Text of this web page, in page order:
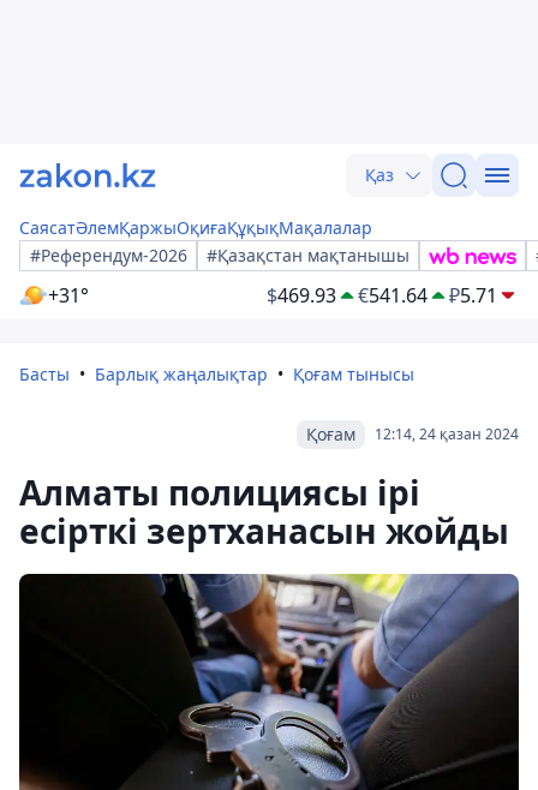
Қаз
СаясатӘлемҚаржыОқиғаҚұқықМақалалар
#Референдум-2026
#Қазақстан мақтанышы
+31° $469.93 €541.64 ₽5.71
Басты Барлық жаңалықтар Қоғам тынысы
12:14, 24 қазан 2024
Қоғам
Алматы полициясы ірі
есірткі зертханасын жойды